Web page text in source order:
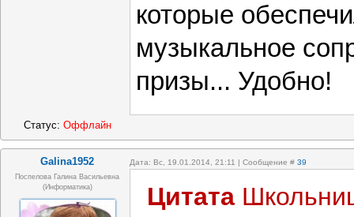
которые
музыкальное
призы... Удобно!
Статус: Оффлайн
Galina1952 Дата: Вс, 19.01.2014, 21:11 | Сообщение # 39
Поспелова Галина Васильевна
(информатика)
Цитата